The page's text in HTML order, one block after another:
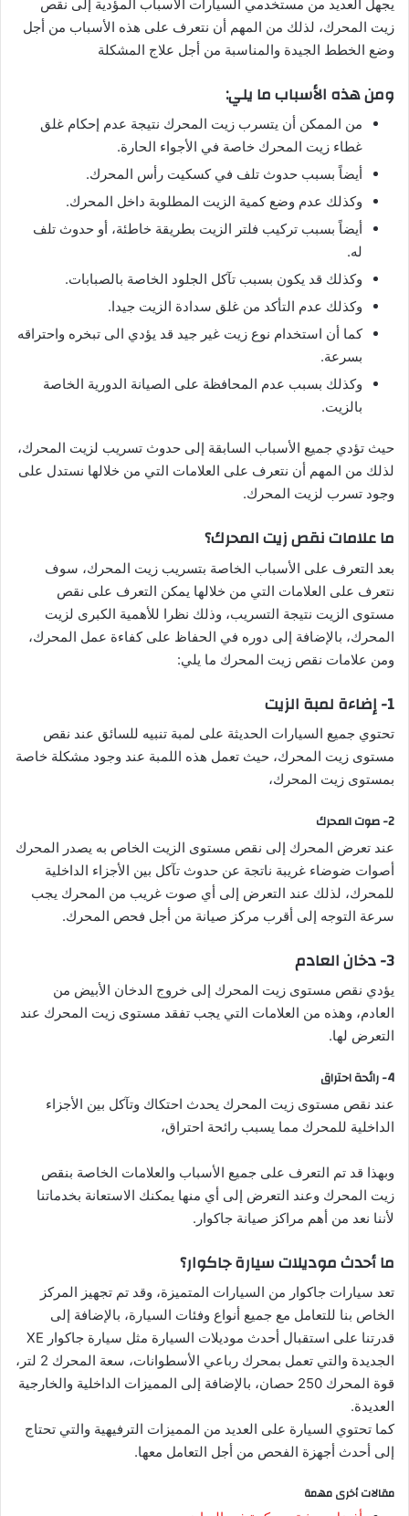
يجهل العديد من مستخدمي السيارات الأسباب المؤدية إلى نقص
زيت المحرك، لذلك من المهم أن نتعرف على هذه الأسباب من أجل
وضع الخطط الجيدة والمناسبة من أجل علاج المشكلة
ومن هذه الأسباب ما يلي:
من الممكن أن يتسرب زيت المحرك نتيجة عدم إحكام غلق
غطاء زيت المحرك خاصة في الأجواء الحارة.
أيضاً بسبب حدوث تلف في كسكيت رأس المحرك.
وكذلك عدم وضع كمية الزيت المطلوبة داخل المحرك.
أيضاً بسبب تركيب فلتر الزيت بطريقة خاطئة، أو حدوث تلف
له.
وكذلك قد يكون بسبب تآكل الجلود الخاصة بالصبابات.
وكذلك عدم التأكد من غلق سدادة الزيت جيدا.
كما أن استخدام نوع زيت غير جيد قد يؤدي الى تبخره واحتراقه
بسرعة.
وكذلك بسبب عدم المحافظة على الصيانة الدورية الخاصة
بالزيت.
حيث تؤدي جميع الأسباب السابقة إلى حدوث تسريب لزيت المحرك،
لذلك من المهم أن نتعرف على العلامات التي من خلالها نستدل على
وجود تسرب لزيت المحرك.
ما علامات نقص زيت المحرك؟
بعد التعرف على الأسباب الخاصة بتسريب زيت المحرك، سوف
نتعرف على العلامات التي من خلالها يمكن التعرف على نقص
مستوى الزيت نتيجة التسريب، وذلك نظرا للأهمية الكبرى لزيت
المحرك، بالإضافة إلى دوره في الحفاظ على كفاءة عمل المحرك،
ومن علامات نقص زيت المحرك ما يلي:
1- إضاءة لمبة الزيت
تحتوي جميع السيارات الحديثة على لمبة تنبيه للسائق عند نقص
مستوى زيت المحرك، حيث تعمل هذه اللمبة عند وجود مشكلة خاصة
بمستوى زيت المحرك،
2- صوت المحرك
عند تعرض المحرك إلى نقص مستوى الزيت الخاص به يصدر المحرك
أصوات ضوضاء غريبة ناتجة عن حدوث تآكل بين الأجزاء الداخلية
للمحرك، لذلك عند التعرض إلى أي صوت غريب من المحرك يجب
سرعة التوجه إلى أقرب مركز صيانة من أجل فحص المحرك.
3- دخان العادم
يؤدي نقص مستوى زيت المحرك إلى خروج الدخان الأبيض من
العادم، وهذه من العلامات التي يجب تفقد مستوى زيت المحرك عند
التعرض لها.
4- رائحة احتراق
عند نقص مستوى زيت المحرك يحدث احتكاك وتآكل بين الأجزاء
الداخلية للمحرك مما يسبب رائحة احتراق،
وبهذا قد تم التعرف على جميع الأسباب والعلامات الخاصة بنقص
زيت المحرك وعند التعرض إلى أي منها يمكنك الاستعانة بخدماتنا
لأننا نعد من أهم مراكز صيانة جاكوار.
ما أحدث موديلات سيارة جاكوار؟
تعد سيارات جاكوار من السيارات المتميزة، وقد تم تجهيز المركز
الخاص بنا للتعامل مع جميع أنواع وفئات السيارة، بالإضافة إلى
قدرتنا على استقبال أحدث موديلات السيارة مثل سيارة جاكوار XE
الجديدة والتي تعمل بمحرك رباعي الأسطوانات، سعة المحرك 2 لتر،
قوة المحرك 250 حصان، بالإضافة إلى المميزات الداخلية والخارجية
العديدة.
كما تحتوي السيارة على العديد من المميزات الترفيهية والتي تحتاج
إلى أحدث أجهزة الفحص من أجل التعامل معها.
مقالات أخرى مهمة